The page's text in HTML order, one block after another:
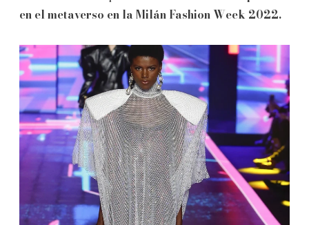
en el metaverso en la Milán Fashion Week 2022.